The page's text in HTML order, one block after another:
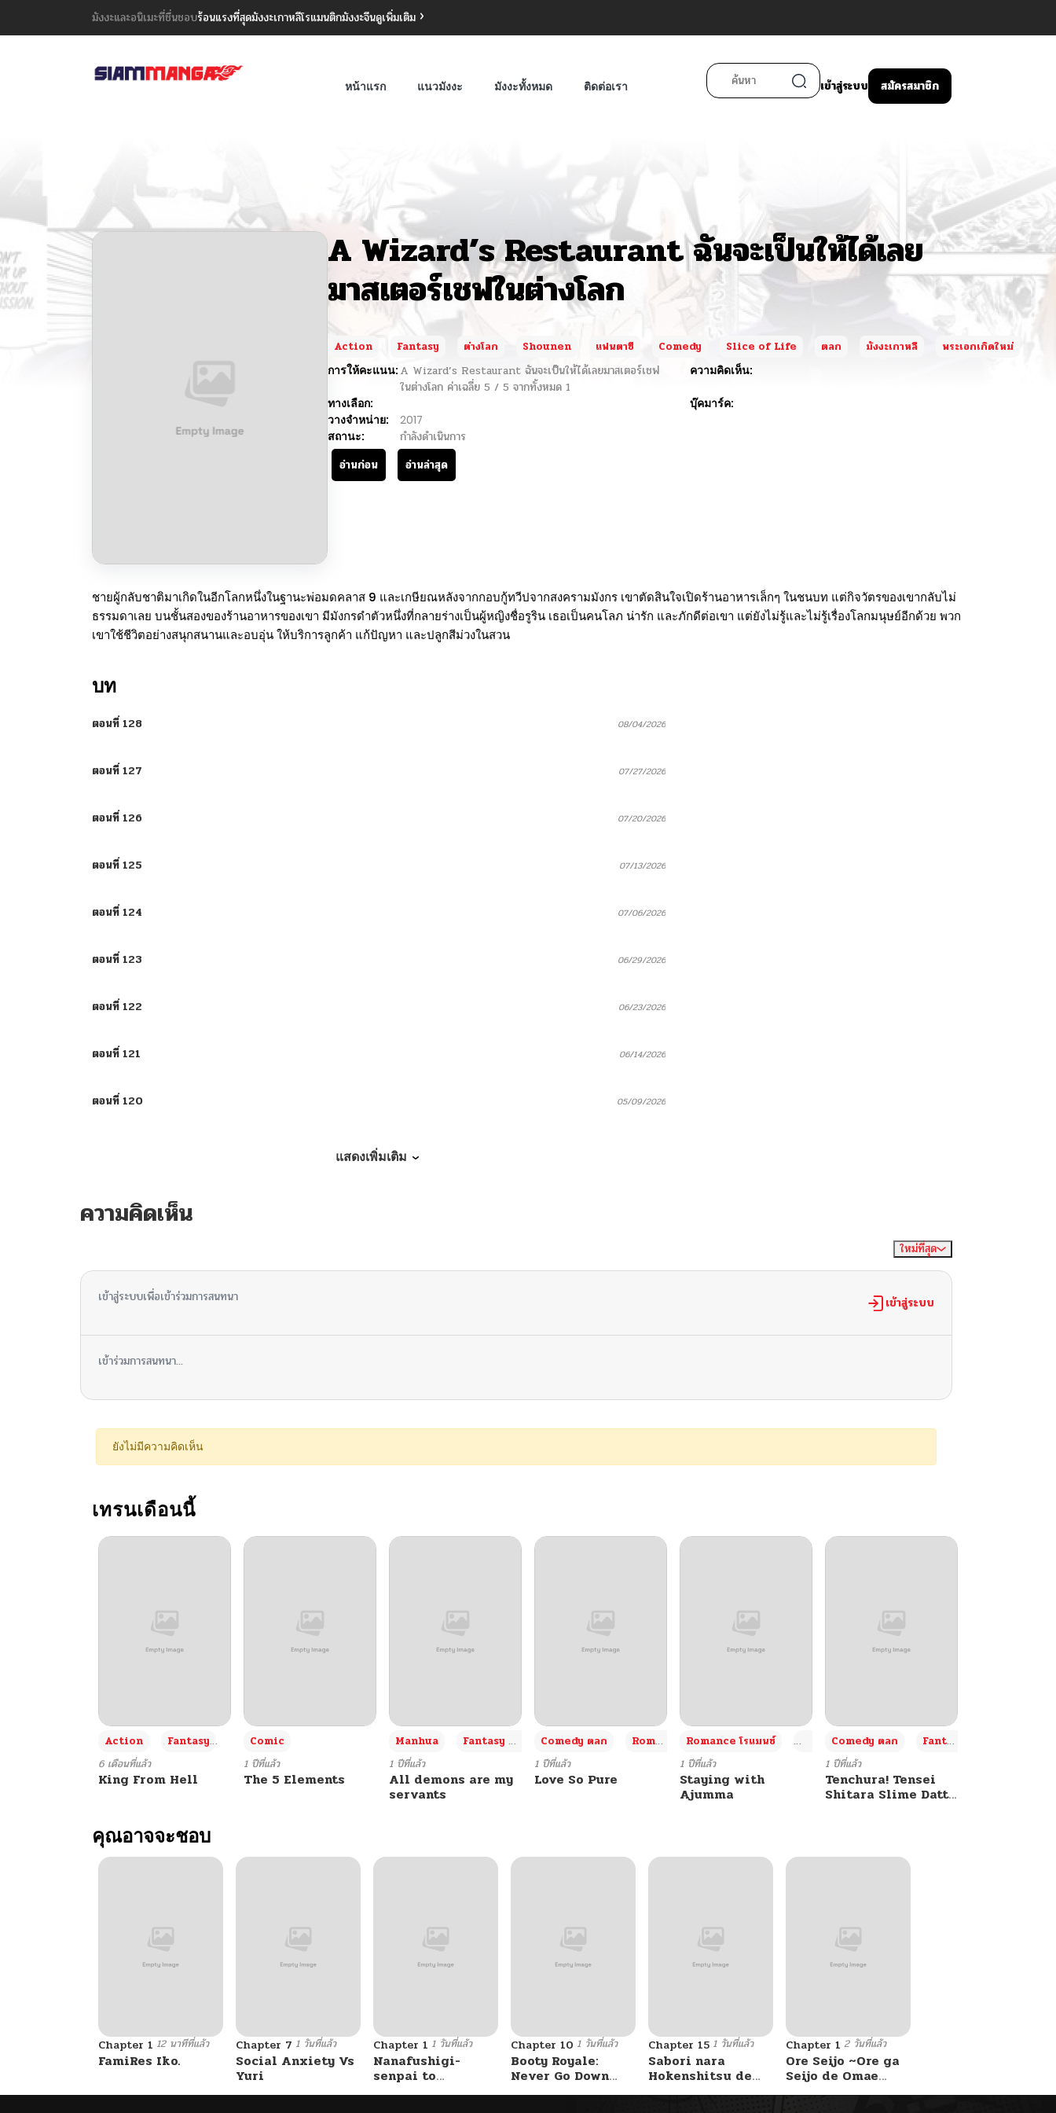
มังงะและอนิเมะที่ชื่นชอบร้อนแรงที่สุดมังงะเกาหลีโรแมนติกมังงะจีนดูเพิ่มเติม
หน้าแรก แนวมังงะ มังงะทั้งหมด ติดต่อเรา เข้าสู่ระบบ สมัครสมาชิก
A Wizard’s Restaurant ฉันจะเป็นให้ได้เลย
มาสเตอร์เชฟในต่างโลก
Action Fantasy ต่างโลก Shounen แฟนตาซี Comedy Slice of Life ตลก มังงะเกาหลี
พระเอกเกิดใหม่
การให้คะแนน: A Wizard’s Restaurant ฉันจะเป็นให้ได้เลยมาสเตอร์เชฟ
ในต่างโลก ค่าเฉลี่ย 5 / 5 จากทั้งหมด 1
ความคิดเห็น:
ทางเลือก:
บุ๊คมาร์ค:
วางจำหน่าย:
2017
สถานะ:
กำลังดำเนินการ
อ่านก่อน
อ่านล่าสุด
ชายผู้กลับชาติมาเกิดในอีกโลกหนึ่งในฐานะพ่อมดคลาส 9 และเกษียณหลังจากกอบกู้ทวีปจากสงครามมังกร เขาตัดสินใจเปิดร้านอาหารเล็กๆ ในชนบท แต่กิจวัตรของเขากลับไม่
ธรรมดาเลย บนชั้นสองของร้านอาหารของเขา มีมังกรดำตัวหนึ่งที่กลายร่างเป็นผู้หญิงชื่อรูริน เธอเป็นคนโลภ น่ารัก และภักดีต่อเขา แต่ยังไม่รู้และไม่รู้เรื่องโลกมนุษย์อีกด้วย พวก
เขาใช้ชีวิตอย่างสนุกสนานและอบอุ่น ให้บริการลูกค้า แก้ปัญหา และปลูกสีม่วงในสวน
บท
ตอนที่ 128 08/04/2026
ตอนที่ 127 07/27/2026
ตอนที่ 126 07/20/2026
ตอนที่ 125 07/13/2026
ตอนที่ 124 07/06/2026
ตอนที่ 123 06/29/2026
ตอนที่ 122 06/23/2026
ตอนที่ 121 06/14/2026
ตอนที่ 120 05/09/2026
ตอนที่ 116
ตอนที่ 115 05/09/2026
ตอนที่ 113 04/19/2026
ตอนที่ 107
ตอนที่ 106
ตอนที่ 104 02/15/2026
ตอนที่ 100 01/18/2026
ตอนที่ 99 01/11/2026
แสดงเพิ่มเติม
ความคิดเห็น
ใหม่ที่สุด
เข้าสู่ระบบเพื่อเข้าร่วมการสนทนา เข้าสู่ระบบ
เข้าร่วมการสนทนา...
ยังไม่มีความคิดเห็น
เทรนเดือนนี้
Action Fantasy
6 เดือนที่แล้ว
King From Hell
Comic
1 ปีที่แล้ว
The 5 Elements
Manhua Fantasy แฟนตาซี +3
1 ปีที่แล้ว
All demons are my
servants
Comedy ตลก Romance โรแมนซ์ +4
1 ปีที่แล้ว
Love So Pure
Romance โรแมนซ์ Adult ผู้ใหญ่ +4
1 ปีที่แล้ว
Staying with
Ajumma
Comedy ตลก Fantasy แฟนตาซี
1 ปีที่แล้ว
Tenchura! Tensei
Shitara Slime Datta
คุณอาจจะชอบ
Chapter 1 12 นาทีที่แล้ว
FamiRes Iko.
Chapter 7 1 วันที่แล้ว
Social Anxiety Vs
Yuri
Chapter 1 1 วันที่แล้ว
Nanafushigi-
senpai to
Tetsujin-kun
Chapter 10 1 วันที่แล้ว
Booty Royale:
Never Go Down
Without A Fight!
Chapter 15 1 วันที่แล้ว
Sabori nara
Hokenshitsu de
Douzo?
Chapter 1 2 วันที่แล้ว
Ore Seijo ~Ore ga
Seijo de Omae
Akuyaku Reijou